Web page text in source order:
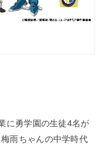
に勇学園の生徒4名が
雨ちゃんの中学時代